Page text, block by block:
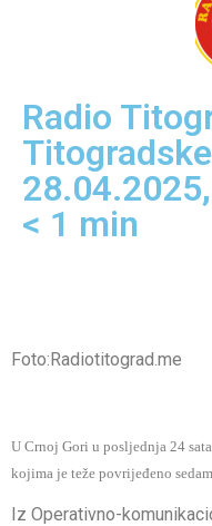
Radio
< 1 min
Foto:Radiotitograd.me
U Crnoj Gori u posljednja 24
kojima je teže povrijeđeno
Iz Operativno-